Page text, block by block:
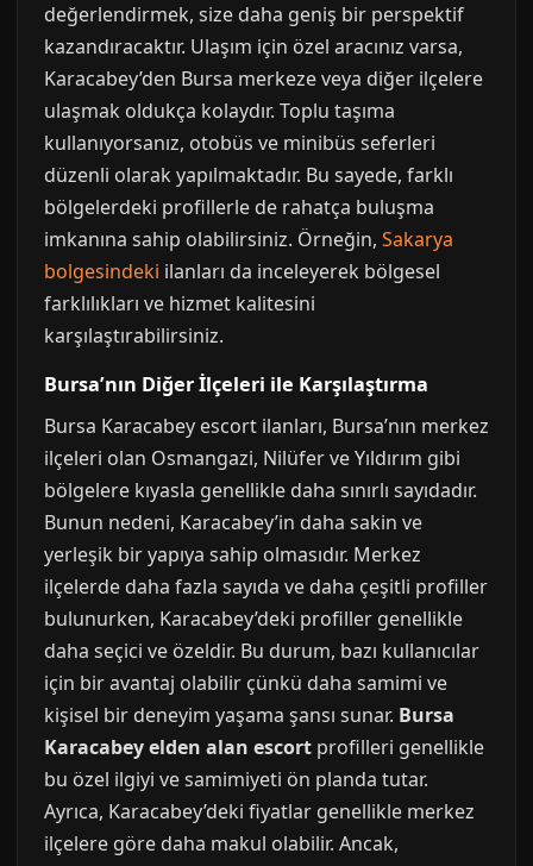
değerlendirmek, size daha geniş bir perspektif
kazandıracaktır. Ulaşım için özel aracınız varsa,
Karacabey’den Bursa merkeze veya diğer ilçelere
ulaşmak oldukça kolaydır. Toplu taşıma
kullanıyorsanız, otobüs ve minibüs seferleri
düzenli olarak yapılmaktadır. Bu sayede, farklı
bölgelerdeki profillerle de rahatça buluşma
imkanına sahip olabilirsiniz. Örneğin, Sakarya
bolgesindeki ilanları da inceleyerek bölgesel
farklılıkları ve hizmet kalitesini
karşılaştırabilirsiniz.
Bursa’nın Diğer İlçeleri ile Karşılaştırma
Bursa Karacabey escort ilanları, Bursa’nın merkez
ilçeleri olan Osmangazi, Nilüfer ve Yıldırım gibi
bölgelere kıyasla genellikle daha sınırlı sayıdadır.
Bunun nedeni, Karacabey’in daha sakin ve
yerleşik bir yapıya sahip olmasıdır. Merkez
ilçelerde daha fazla sayıda ve daha çeşitli profiller
bulunurken, Karacabey’deki profiller genellikle
daha seçici ve özeldir. Bu durum, bazı kullanıcılar
için bir avantaj olabilir çünkü daha samimi ve
kişisel bir deneyim yaşama şansı sunar. Bursa
Karacabey elden alan escort profilleri genellikle
bu özel ilgiyi ve samimiyeti ön planda tutar.
Ayrıca, Karacabey’deki fiyatlar genellikle merkez
ilçelere göre daha makul olabilir. Ancak,